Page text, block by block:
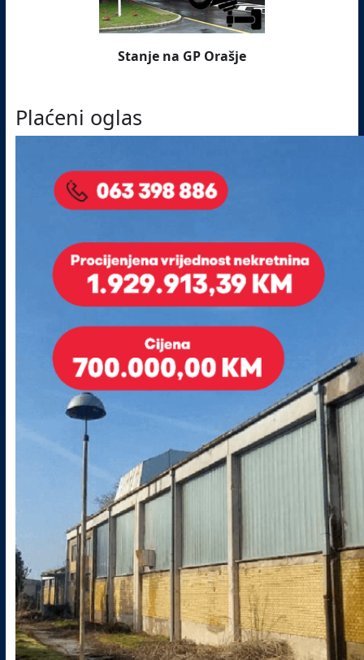
Stanje na GP Orašje
Plaćeni oglas